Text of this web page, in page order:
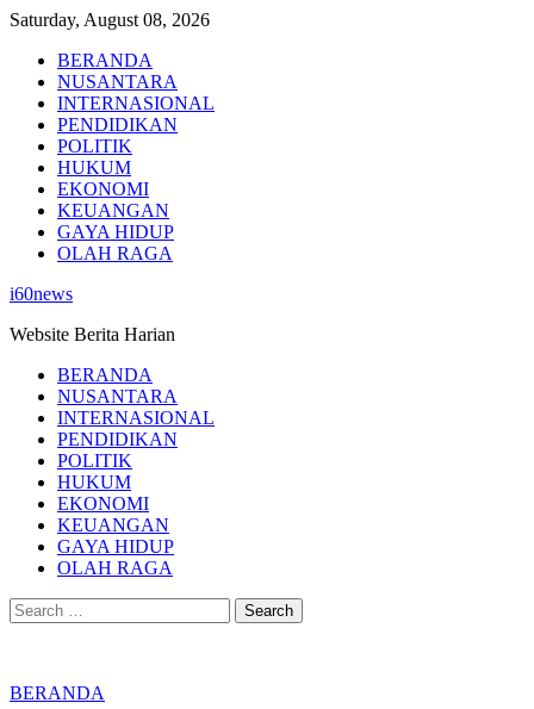
Skip
content
Saturday, August 08, 2026
BERANDA
NUSANTARA
INTERNASIONAL
PENDIDIKAN
POLITIK
HUKUM
EKONOMI
KEUANGAN
GAYA HIDUP
OLAH RAGA
i60news
Website Berita Harian
BERANDA
NUSANTARA
INTERNASIONAL
PENDIDIKAN
POLITIK
HUKUM
EKONOMI
KEUANGAN
GAYA HIDUP
OLAH RAGA
Search
for:
BERANDA